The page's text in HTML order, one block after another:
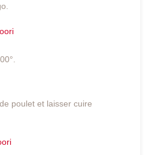
poulet et laisser cuire